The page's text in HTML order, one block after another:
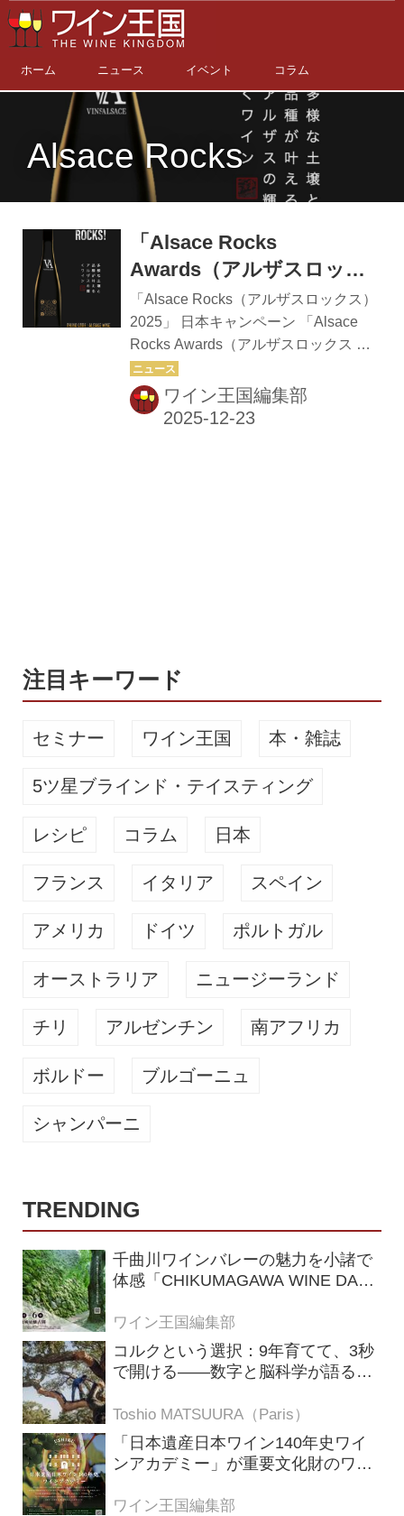
ホーム ニュース イベント コラム
Alsace Rocks
「Alsace Rocks
Awards（アルザスロック
ス アワーズ）」受賞店発
表！
「Alsace Rocks（アルザスロックス）
2025」 日本キャンペーン 「Alsace
Rocks Awards（アルザスロックス ア
ワーズ）」受賞店をご紹介！ フラン
ス・アルザスワイン委員会（CIVA）
は、日本で4回目となる「Alsace
ワイン王国編集部
注目キーワード
セミナー ワイン王国 本・雑誌
5ツ星ブラインド・テイスティング
レシピ コラム 日本
フランス イタリア スペイン
アメリカ ドイツ ポルトガル
オーストラリア ニュージーランド
チリ アルゼンチン 南アフリカ
ボルドー ブルゴーニュ
シャンパーニ
TRENDING
千曲川ワインバレーの魅力を小諸で
体感「CHIKUMAGAWA WINE DAYS
ワイン王国編集部
コルクという選択：9年育てて、3秒
で開ける——数字と脳科学が語る栓
Toshio MATSUURA（Paris）
「日本遺産日本ワイン140年史ワイ
ンアカデミー」が重要文化財のワイ
（2026年6月28日応募締め切り）
ワイン王国編集部